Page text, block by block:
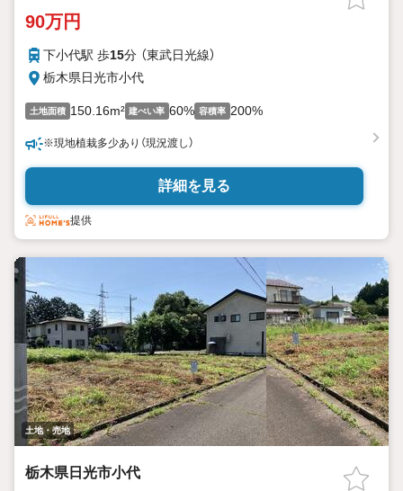
90万円
下小代駅 歩15分 （東武日光線）
栃木県日光市小代
土地面積 150.16m² 建ぺい率 60% 容積率 200%
※現地植栽多少あり（現況渡し）
詳細を見る
提供
土地・売地
栃木県日光市小代